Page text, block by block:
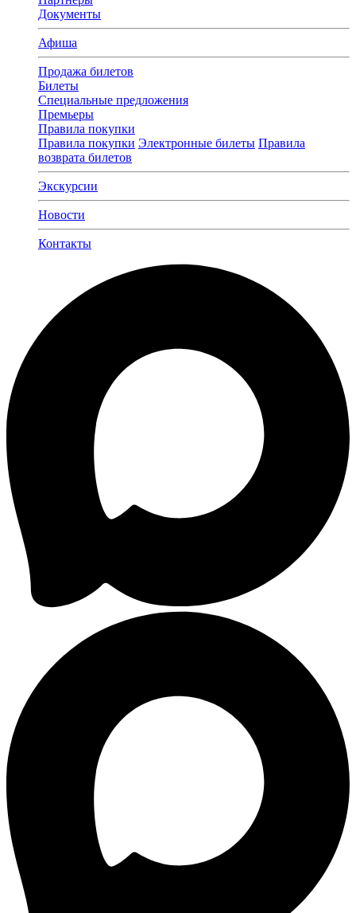
Документы
Афиша
Продажа билетов
Билеты
Специальные предложения
Премьеры
Правила покупки
Правила покупки Электронные билеты Правила
возврата билетов
Экскурсии
Новости
Контакты